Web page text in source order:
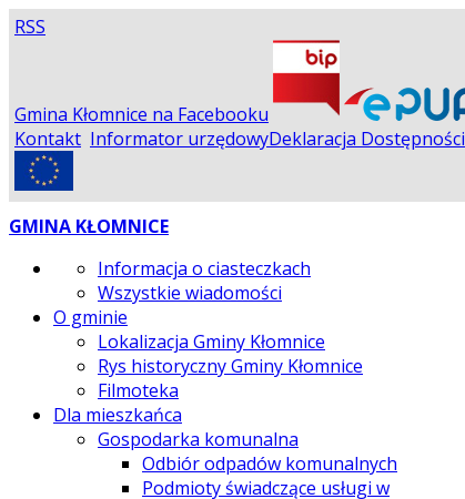
RSS
Gmina Kłomnice na Facebooku
Kontakt Informator urzędowyDeklaracja Dostępności
GMINA KŁOMNICE
Informacja o ciasteczkach
Wszystkie wiadomości
O gminie
Lokalizacja Gminy Kłomnice
Rys historyczny Gminy Kłomnice
Filmoteka
Dla mieszkańca
Gospodarka komunalna
Odbiór odpadów komunalnych
Podmioty świadczące usługi w